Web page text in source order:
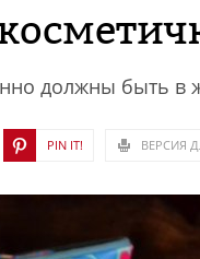
должны быть в
PIN IT! ВЕРСИЯ